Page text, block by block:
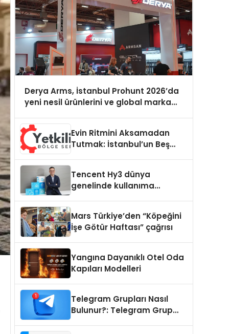
Derya Arms, İstanbul Prohunt 2026’da
yeni nesil ürünlerini ve global marka
Evin Ritmini Aksamadan
Tutmak: İstanbul’un Beş
Tencent Hy3 dünya
genelinde kullanıma
Mars Türkiye’den “Köpeğini
İşe Götür Haftası” çağrısı
Yangına Dayanıklı Otel Oda
Kapıları Modelleri
Telegram Grupları Nasıl
Bulunur?: Telegram Grup